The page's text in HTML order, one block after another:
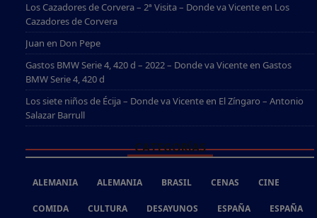
Los Cazadores de Corvera – 2ª Visita – Donde va Vicenteen Los
Cazadores de Corvera
Juan en Don Pepe
Gastos BMW Serie 4, 420 d – 2022 – Donde va Vicenteen Gastos
BMW Serie 4, 420 d
Los siete niños de Écija – Donde va Vicenteen El Zíngaro – Antonio
Salazar Barrull
CATEGORÍAS
ALEMANIA ALEMANIA BRASIL CENAS CINE
COMIDA CULTURA DESAYUNOS ESPAÑA ESPAÑA